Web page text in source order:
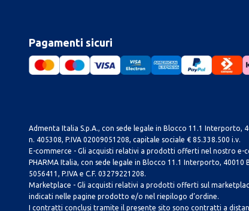
Pagamenti sicuri
Admenta Italia S.p.A., con sede legale in Blocco 11.1 Interporto,
n. 405308, P.IVA 02009051208, capitale sociale € 85.338.500 i.v.
E-commerce - Gli acquisti relativi a prodotti offerti nel nostro e-
PHARMA Italia, con sede legale in Blocco 11.1 Interporto,
5056411, P.IVA e C.F. 03279221208.
Marketplace - Gli acquisti relativi a prodotti offerti sul
indicati nelle pagine prodotto e/o nel riepilogo d’ordine.
I contratti conclusi tramite il presente sito sono contratti a